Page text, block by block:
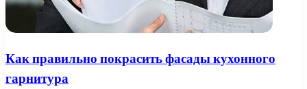
Как правильно покрасить фасады кухонного
гарнитура